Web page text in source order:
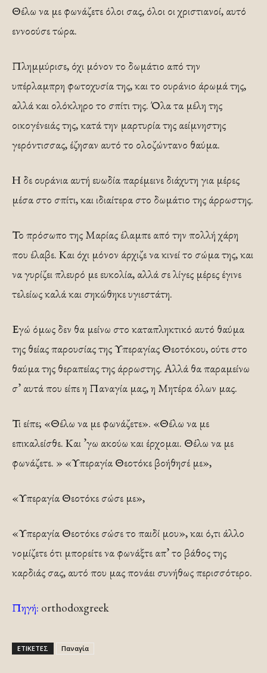
Θέλω να με φωνάζετε όλοι σας, όλοι οι χριστιανοί, αυτό
εννοούσε τώρα.
Πλημμύρισε, όχι μόνον το δωμάτιο από την
υπέρλαμπρη φωτοχυσία της, και το ουράνιο άρωμά της,
αλλά και ολόκληρο το σπίτι της. Όλα τα μέλη της
οικογένειάς της, κατά την μαρτυρία της αείμνηστης
γερόντισσας, έζησαν αυτό το ολοζώντανο θαύμα.
Η δε ουράνια αυτή ευωδία παρέμεινε διάχυτη για μέρες
μέσα στο σπίτι, και ιδιαίτερα στο δωμάτιο της άρρωστης.
Το πρόσωπο της Μαρίας έλαμπε από την πολλή χάρη
που έλαβε. Και όχι μόνον άρχιζε να κινεί το σώμα της, και
να γυρίζει πλευρό με ευκολία, αλλά σε λίγες μέρες έγινε
τελείως καλά και σηκώθηκε υγιεστάτη.
Εγώ όμως δεν θα μείνω στο καταπληκτικό αυτό θαύμα
της θείας παρουσίας της Υπεραγίας Θεοτόκου, ούτε στο
θαύμα της θεραπείας της άρρωστης. Αλλά θα παραμείνω
σ’ αυτά που είπε η Παναγία μας, η Μητέρα όλων μας.
Τι είπε; «Θέλω να με φωνάζετε». «Θέλω να με
επικαλείσθε. Και ’γω ακούω και έρχομαι. Θέλω να με
φωνάζετε. » «Υπεραγία Θεοτόκε βοήθησέ με»,
«Υπεραγία Θεοτόκε σώσε με»,
«Υπεραγία Θεοτόκε σώσε το παιδί μου», και ό,τι άλλο
νομίζετε ότι μπορείτε να φωνάξτε απ’ το βάθος της
καρδιάς σας, αυτό που μας πονάει συνήθως περισσότερο.
Πηγή: orthodoxgreek
ΕΤΙΚΕΤΕΣ Παναγία